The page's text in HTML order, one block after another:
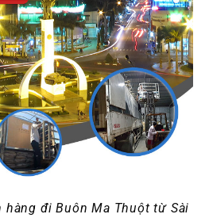
hàng đi Buôn Ma Thuột từ Sài